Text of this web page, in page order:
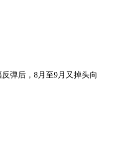
弹后，8月至9月又掉头向